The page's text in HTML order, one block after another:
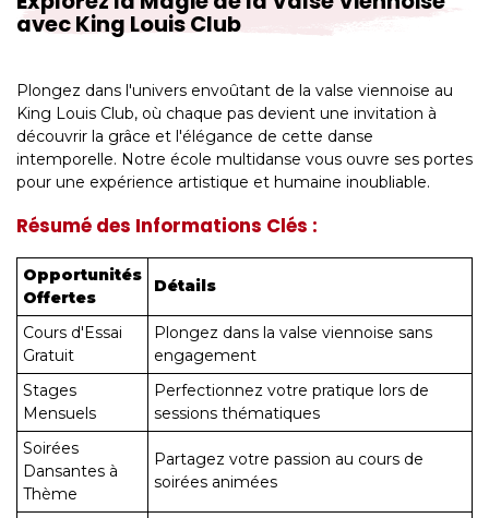
avec King Louis Club
Plongez dans l'univers envoûtant de la valse viennoise au
King Louis Club, où chaque pas devient une invitation à
découvrir la grâce et l'élégance de cette danse
intemporelle. Notre école multidanse vous ouvre ses portes
pour une expérience artistique et humaine inoubliable.
Résumé des Informations Clés :
Opportunités
Offertes
Détails
Cours d'Essai
Gratuit
Plongez dans la valse viennoise sans
engagement
Stages
Mensuels
Perfectionnez votre pratique lors de
sessions thématiques
Soirées
Dansantes à
Thème
Partagez votre passion au cours de
soirées animées